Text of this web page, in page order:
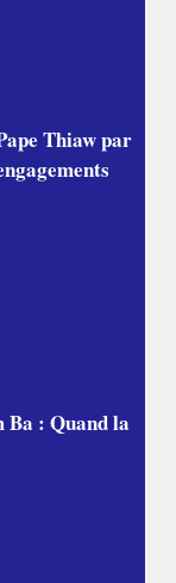
Thiaw par
: Quand la